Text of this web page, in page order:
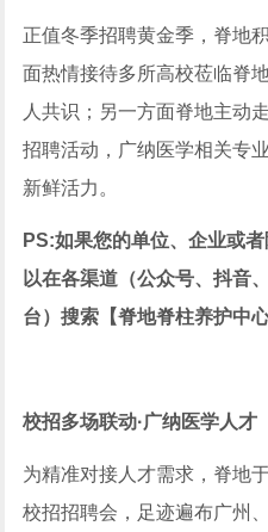
正值冬季招聘黄金季，脊地
面热情接待多所高校莅临脊
人共识；另一方面脊地主动
招聘活动，广纳医学相关专
新鲜活力。
PS:如果您的单位、企业或
以在各渠道（公众号、抖音
台）搜索【脊地脊柱养护中
校招多场联动·广纳医学人才
为精准对接人才需求，脊地
校招招聘会，足迹遍布广州